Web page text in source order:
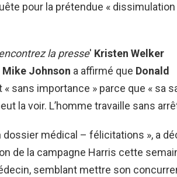
pour la prétendue « dissimulation
la presse' Kristen Welker
Mike Johnson a affirmé que Donald
sans importance » parce que « sa
la voir. L’homme travaille sans
dossier médical – félicitations », a
de la campagne Harris cette
semblant mettre son